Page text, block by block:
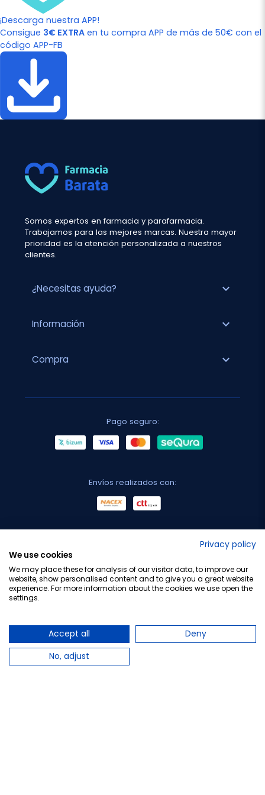
¡Descarga nuestra APP!
Consigue 3€ EXTRA en tu compra APP de más de 50€ con el
código APP-FB
Somos expertos en farmacia y parafarmacia.
Trabajamos para las mejores marcas. Nuestra mayor
prioridad es la atención personalizada a nuestros
clientes.
¿Necesitas ayuda? expand_more
Información expand_more
Compra expand_more
Pago seguro:
Envíos realizados con:
Privacy policy
We use cookies
We may place these for analysis of our visitor data, to improve our
website, show personalised content and to give you a great website
experience. For more information about the cookies we use open the
settings.
Accept all
Deny
No, adjust